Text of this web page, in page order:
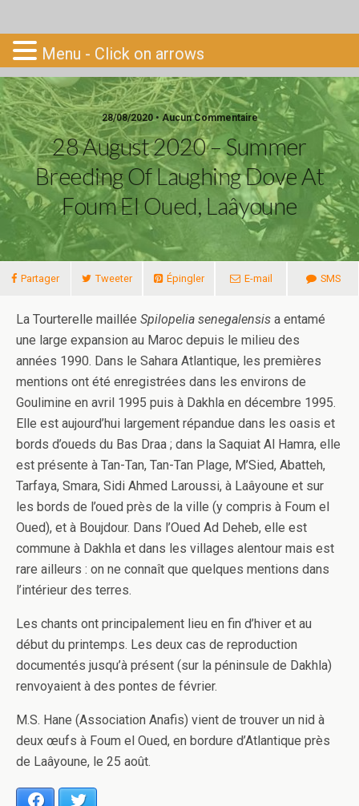
Go-South
28/08/2020 • Aucun Commentaire
28 August 2020 – Summer
Breeding Of Laughing Dove At
Foum El Oued, Laâyoune
Partager Tweeter Épingler E-mail SMS
La Tourterelle maillée Spilopelia senegalensis a entamé
une large expansion au Maroc depuis le milieu des
années 1990. Dans le Sahara Atlantique, les premières
mentions ont été enregistrées dans les environs de
Goulimine en avril 1995 puis à Dakhla en décembre 1995.
Elle est aujourd’hui largement répandue dans les oasis et
bords d’oueds du Bas Draa ; dans la Saquiat Al Hamra, elle
est présente à Tan-Tan, Tan-Tan Plage, M’Sied, Abatteh,
Tarfaya, Smara, Sidi Ahmed Laroussi, à Laâyoune et sur
les bords de l’oued près de la ville (y compris à Foum el
Oued), et à Boujdour. Dans l’Oued Ad Deheb, elle est
commune à Dakhla et dans les villages alentour mais est
rare ailleurs : on ne connaît que quelques mentions dans
l’intérieur des terres.
Les chants ont principalement lieu en fin d’hiver et au
début du printemps. Les deux cas de reproduction
documentés jusqu’à présent (sur la péninsule de Dakhla)
renvoyaient à des pontes de février.
M.S. Hane (Association Anafis) vient de trouver un nid à
deux œufs à Foum el Oued, en bordure d’Atlantique près
de Laâyoune, le 25 août.
Facebook
Menu - Click on arrows